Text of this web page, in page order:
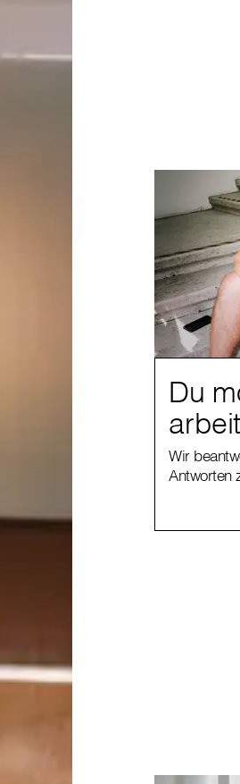
Du
Wir
Antworten